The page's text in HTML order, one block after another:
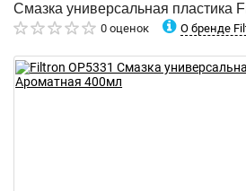
Смазка универсальная пластика
0 оценок О бренде